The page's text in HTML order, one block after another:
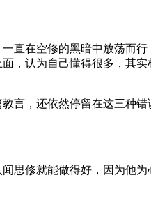
在空修的黑暗中放荡而行
，认为自己懂得很多，其
，还依然停留在这三种错
修就能做得好，因为他为